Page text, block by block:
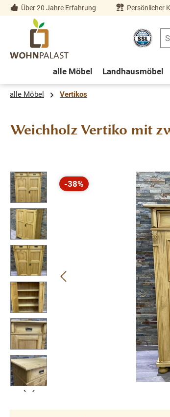
Zur Hauptnavigation springen
Über 20 Jahre Erfahrung Persönlicher
alle Möbel Landhausmöbel
alle Möbel Vertikos
Weichholz Vertiko mit
Bildergalerie überspringen
-38%
Rabatt